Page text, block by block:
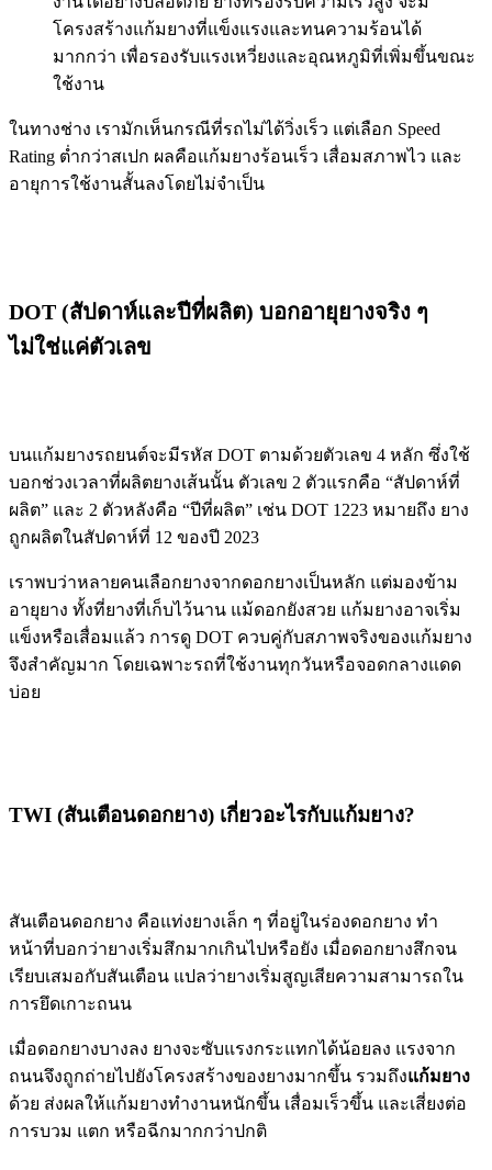
โครงสร้างแก้มยางที่แข็งแรงและทนความร้อนได้
มากกว่า เพื่อรองรับแรงเหวี่ยงและอุณหภูมิที่เพิ่มขึ้นขณะ
ใช้งาน
ในทางช่าง เรามักเห็นกรณีที่รถไม่ได้วิ่งเร็ว แต่เลือก Speed
Rating ต่ำกว่าสเปก ผลคือแก้มยางร้อนเร็ว เสื่อมสภาพไว และ
อายุการใช้งานสั้นลงโดยไม่จำเป็น
DOT (สัปดาห์และปีที่ผลิต) บอกอายุยางจริง ๆ
ไม่ใช่แค่ตัวเลข
บนแก้มยางรถยนต์จะมีรหัส DOT ตามด้วยตัวเลข 4 หลัก ซึ่งใช้
บอกช่วงเวลาที่ผลิตยางเส้นนั้น ตัวเลข 2 ตัวแรกคือ “สัปดาห์ที่
ผลิต” และ 2 ตัวหลังคือ “ปีที่ผลิต” เช่น DOT 1223 หมายถึง ยาง
ถูกผลิตในสัปดาห์ที่ 12 ของปี 2023
เราพบว่าหลายคนเลือกยางจากดอกยางเป็นหลัก แต่มองข้าม
อายุยาง ทั้งที่ยางที่เก็บไว้นาน แม้ดอกยังสวย แก้มยางอาจเริ่ม
แข็งหรือเสื่อมแล้ว การดู DOT ควบคู่กับสภาพจริงของแก้มยาง
จึงสำคัญมาก โดยเฉพาะรถที่ใช้งานทุกวันหรือจอดกลางแดด
บ่อย
TWI (สันเตือนดอกยาง) เกี่ยวอะไรกับแก้มยาง?
สันเตือนดอกยาง คือแท่งยางเล็ก ๆ ที่อยู่ในร่องดอกยาง ทำ
หน้าที่บอกว่ายางเริ่มสึกมากเกินไปหรือยัง เมื่อดอกยางสึกจน
เรียบเสมอกับสันเตือน แปลว่ายางเริ่มสูญเสียความสามารถใน
การยึดเกาะถนน
เมื่อดอกยางบางลง ยางจะซับแรงกระแทกได้น้อยลง แรงจาก
ถนนจึงถูกถ่ายไปยังโครงสร้างของยางมากขึ้น รวมถึงแก้มยาง
ด้วย ส่งผลให้แก้มยางทำงานหนักขึ้น เสื่อมเร็วขึ้น และเสี่ยงต่อ
การบวม แตก หรือฉีกมากกว่าปกติ